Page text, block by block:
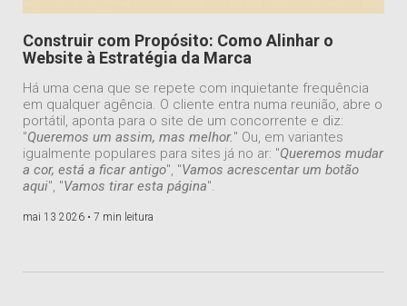
Construir com Propósito: Como Alinhar o
Website à Estratégia da Marca
Há uma cena que se repete com inquietante frequência
em qualquer agência. O cliente entra numa reunião, abre o
portátil, aponta para o site de um concorrente e diz:
"Queremos um assim, mas melhor." Ou, em variantes
igualmente populares para sites já no ar: "Queremos mudar
a cor, está a ficar antigo", "Vamos acrescentar um botão
aqui", "Vamos tirar esta página".
mai 13 2026 • 7 min leitura